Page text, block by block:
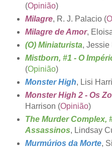
(Opinião)
Milagre, R. J. Palacio (
Milagre de Amor,
(O) Miniaturista, Jessie
Mistborn, #1 - O
(Opinião)
Monster High, Lisi
Monster High 2 - Os
Harrison (Opinião)
The Murder Complex,
Assassinos, Lindsay
Murmúrios da Morte,